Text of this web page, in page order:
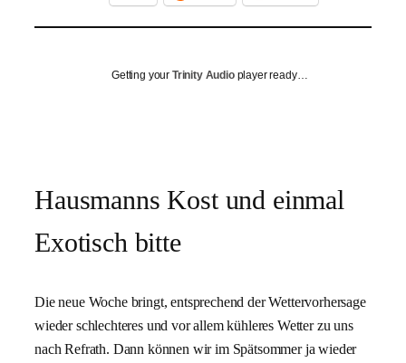
Getting your Trinity Audioplayer ready…
Hausmanns Kost und einmal
Exotisch bitte
Die neue Woche bringt, entsprechend der Wettervorhersage
wieder schlechteres und vor allem kühleres Wetter zu uns
nach Refrath. Dann können wir im Spätsommer ja wieder